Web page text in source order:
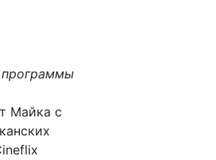
программы
Майка с